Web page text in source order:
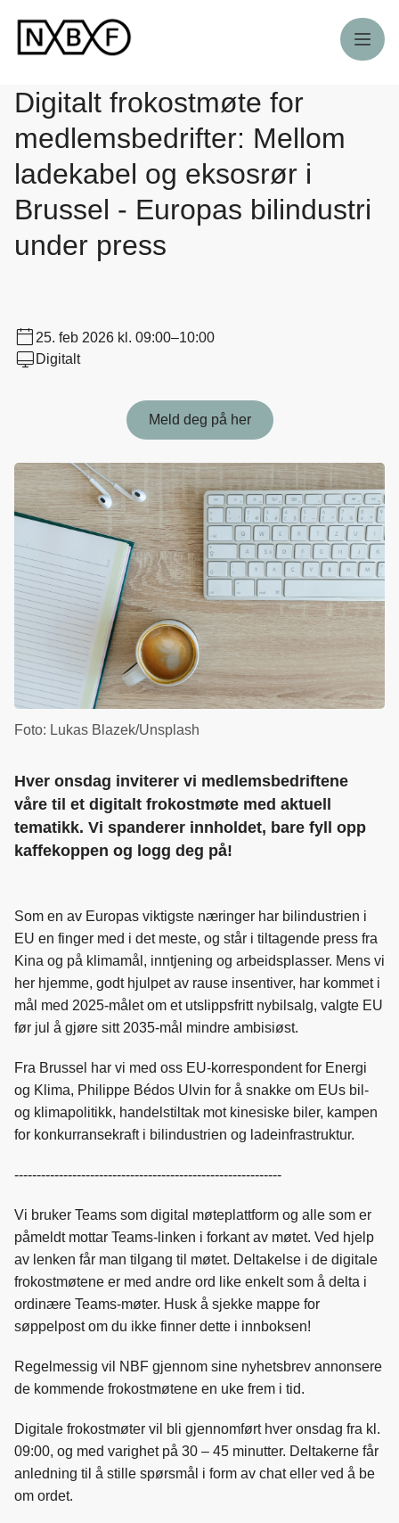
Meny
Digitalt frokostmøte for
medlemsbedrifter: Mellom
ladekabel og eksosrør i
Brussel - Europas bilindustri
under press
25. feb 2026 kl. 09:00–10:00
Digitalt
Meld deg på her
Foto: Lukas Blazek/Unsplash
Hver onsdag inviterer vi medlemsbedriftene
våre til et digitalt frokostmøte med aktuell
tematikk. Vi spanderer innholdet, bare fyll opp
kaffekoppen og logg deg på!
Som en av Europas viktigste næringer har bilindustrien i
EU en finger med i det meste, og står i tiltagende press fra
Kina og på klimamål, inntjening og arbeidsplasser. Mens vi
her hjemme, godt hjulpet av rause insentiver, har kommet i
mål med 2025-målet om et utslippsfritt nybilsalg, valgte EU
før jul å gjøre sitt 2035-mål mindre ambisiøst.
Fra Brussel har vi med oss EU-korrespondent for Energi
og Klima, Philippe Bédos Ulvin for å snakke om EUs bil-
og klimapolitikk, handelstiltak mot kinesiske biler, kampen
for konkurransekraft i bilindustrien og ladeinfrastruktur.
------------------------------------------------------------
Vi bruker Teams som digital møteplattform og alle som er
påmeldt mottar Teams-linken i forkant av møtet. Ved hjelp
av lenken får man tilgang til møtet. Deltakelse i de digitale
frokostmøtene er med andre ord like enkelt som å delta i
ordinære Teams-møter. Husk å sjekke mappe for
søppelpost om du ikke finner dette i innboksen!
Regelmessig vil NBF gjennom sine nyhetsbrev annonsere
de kommende frokostmøtene en uke frem i tid.
Digitale frokostmøter vil bli gjennomført hver onsdag fra kl.
09:00, og med varighet på 30 – 45 minutter. Deltakerne får
anledning til å stille spørsmål i form av chat eller ved å be
om ordet.